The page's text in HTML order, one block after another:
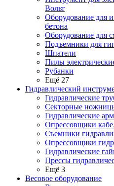
Вольт
Оборудование для
бетона
Оборудование для
Подъемники для
Шпатели
Пилы
Рубанки
Ещё 27
Гидравлический
Гидравлические
Секторные
Гидравлические
Опрессовщики
Съемники
Опрессовщики
Гидравлические
Прессы
Ещё 3
Весовое оборудование